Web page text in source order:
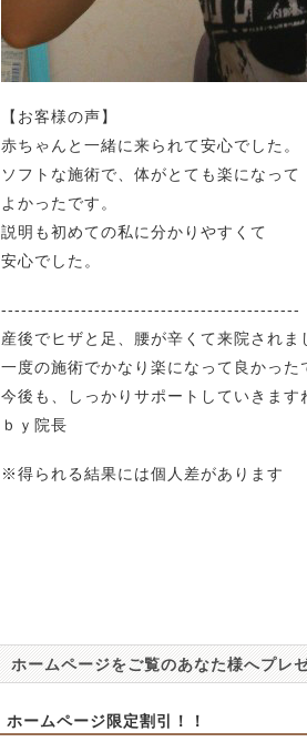
【お客様の声】
赤ちゃんと一緒に来られて安心でした。
ソフトな施術で、体がとても楽になって
よかったです。
説明も初めての私に分かりやすくて
安心でした。
---------------------------------------------
産後でヒザと足、腰が辛くて来院されま
一度の施術でかなり楽になって良かった
今後も、しっかりサポートしていきます
ｂｙ院長
※得られる結果には個人差があります
ホームページをご覧のあなた様へプレ
ホームページ限定割引！！